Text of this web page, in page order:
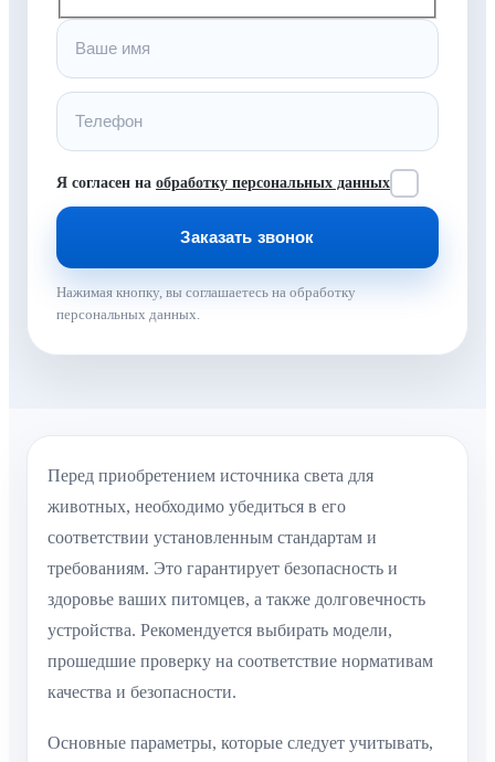
Я согласен на обработку персональных данных
Нажимая кнопку, вы соглашаетесь на обработку
персональных данных.
Перед приобретением источника света для
животных, необходимо убедиться в его
соответствии установленным стандартам и
требованиям. Это гарантирует безопасность и
здоровье ваших питомцев, а также долговечность
устройства. Рекомендуется выбирать модели,
прошедшие проверку на соответствие нормативам
качества и безопасности.
Основные параметры, которые следует учитывать,